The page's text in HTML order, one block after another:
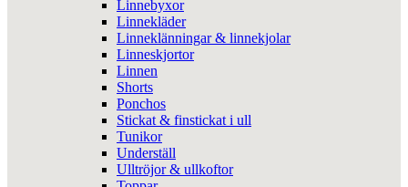
Linnebyxor
Linnekläder
Linneklänningar & linnekjolar
Linneskjortor
Linnen
Shorts
Ponchos
Stickat & finstickat i ull
Tunikor
Underställ
Ulltröjor & ullkoftor